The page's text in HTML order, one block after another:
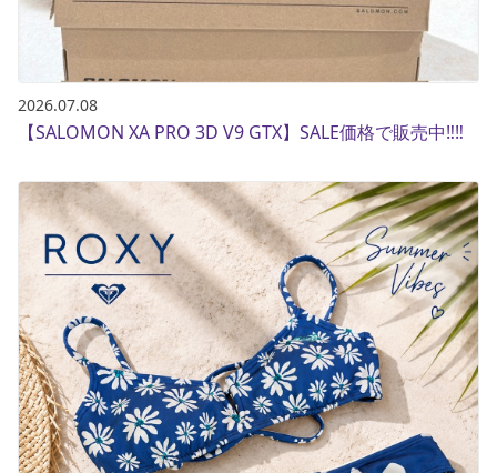
2026.07.08
【SALOMON XA PRO 3D V9 GTX】SALE価格で販売中‼️‼️